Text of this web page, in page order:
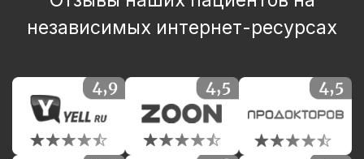
независимых интернет-ресурсах